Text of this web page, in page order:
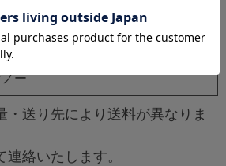
クロス、両面テープ、床置き用す
止めゴム
ー
・送り先により送料が異なりま
絡いたします。